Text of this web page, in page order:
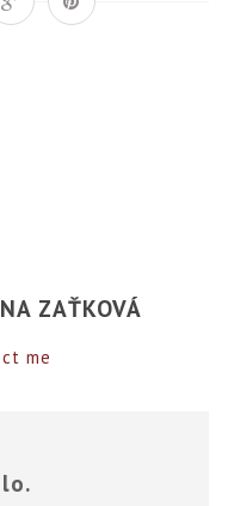
ZAŤKOVÁ
me